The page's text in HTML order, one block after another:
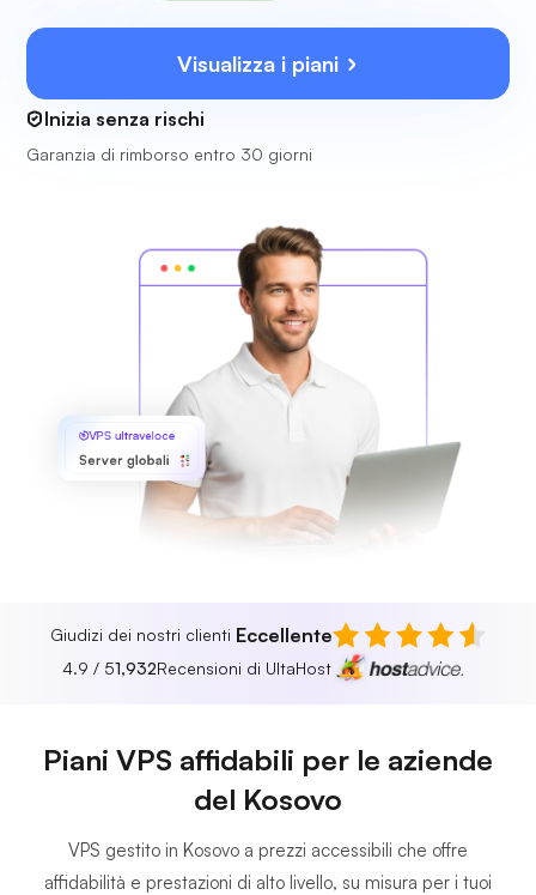
Visualizza i piani
Inizia senza rischi
Garanzia di rimborso entro 30 giorni
VPS ultraveloce
Server globali
Giudizi dei nostri clienti Eccellente
4.9 / 51,932Recensioni di UltaHost
Piani VPS affidabili per le aziende
del Kosovo
VPS gestito in Kosovo a prezzi accessibili che offre
affidabilità e prestazioni di alto livello, su misura per i tuoi